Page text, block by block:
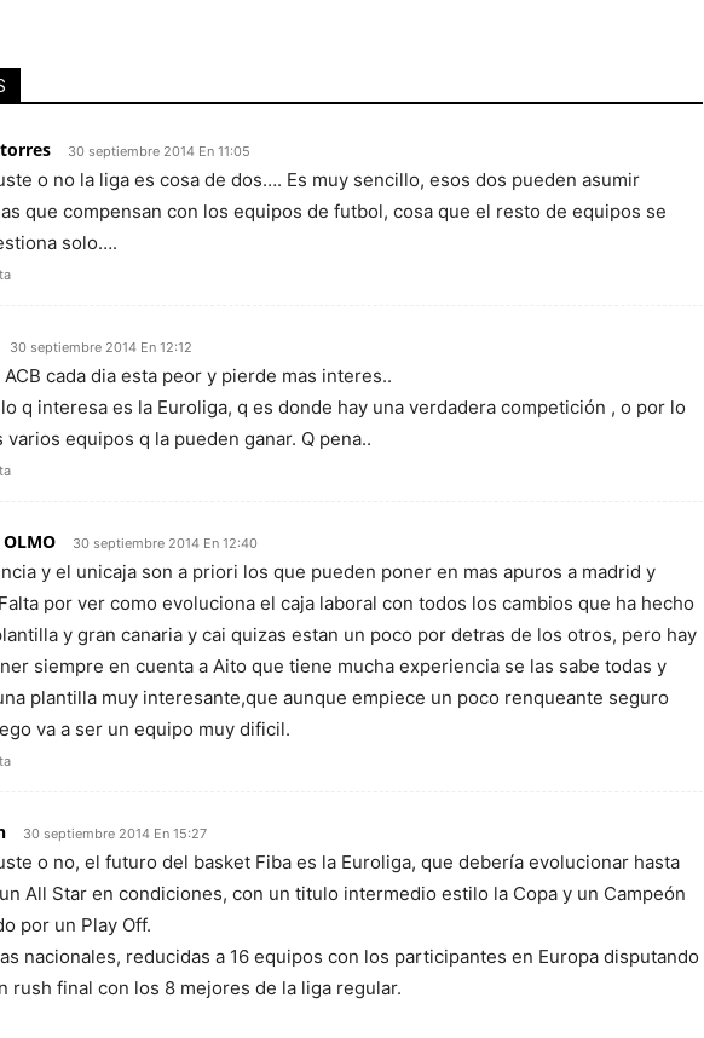
30 septiembre 2014 En 11:05
o no la liga es cosa de dos…. Es muy sencillo, esos dos pueden asumir
que compensan con los equipos de futbol, cosa que el resto de equipos se
solo….
30 septiembre 2014 En 12:12
ACB cada dia esta peor y pierde mas interes..
q interesa es la Euroliga, q es donde hay una verdadera competición , o por lo
varios equipos q la pueden ganar. Q pena..
OLMO 30 septiembre 2014 En 12:40
y el unicaja son a priori los que pueden poner en mas apuros a madrid y
por ver como evoluciona el caja laboral con todos los cambios que ha hecho
y gran canaria y cai quizas estan un poco por detras de los otros, pero hay
siempre en cuenta a Aito que tiene mucha experiencia se las sabe todas y
plantilla muy interesante,que aunque empiece un poco renqueante seguro
va a ser un equipo muy dificil.
30 septiembre 2014 En 15:27
o no, el futuro del basket Fiba es la Euroliga, que debería evolucionar hasta
All Star en condiciones, con un titulo intermedio estilo la Copa y un Campeón
por un Play Off.
nacionales, reducidas a 16 equipos con los participantes en Europa disputando
rush final con los 8 mejores de la liga regular.